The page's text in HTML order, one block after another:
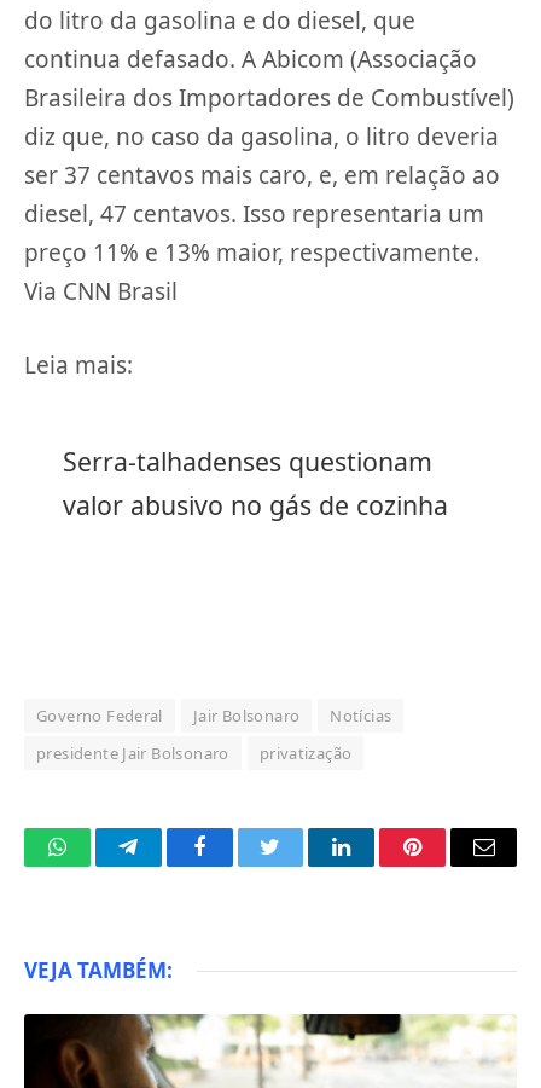
do litro da gasolina e do diesel, que
continua defasado. A Abicom (Associação
Brasileira dos Importadores de Combustível)
diz que, no caso da gasolina, o litro deveria
ser 37 centavos mais caro, e, em relação ao
diesel, 47 centavos. Isso representaria um
preço 11% e 13% maior, respectivamente.
Via CNN Brasil
Leia mais:
Serra-talhadenses questionam
valor abusivo no gás de cozinha
Governo Federal Jair Bolsonaro
Notícias
presidente Jair Bolsonaro
privatização
WhatsAppTelegramFacebookTwitter LinkedInPinterestEmail
VEJA TAMBÉM: